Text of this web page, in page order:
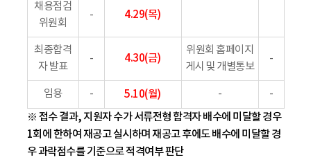
채용점검
위원회
- 4.29(목)
최종합격
자 발표
- 4.30(금)
위원회 홈페이지
게시 및 개별통보
-
임용 - 5.10(월) - -
※ 접수 결과, 지원자 수가 서류전형 합격자 배수에 미달할 경우
1회에 한하여 재공고 실시하며 재공고 후에도 배수에 미달할 경
우 과락점수를 기준으로 적격여부 판단